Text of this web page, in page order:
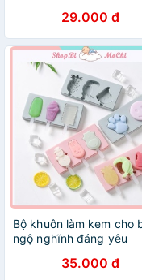
KEM TÍM HÓT 3X
29.000 đ
Bộ khuôn làm kem cho
ngộ nghĩnh đáng yêu
35.000 đ